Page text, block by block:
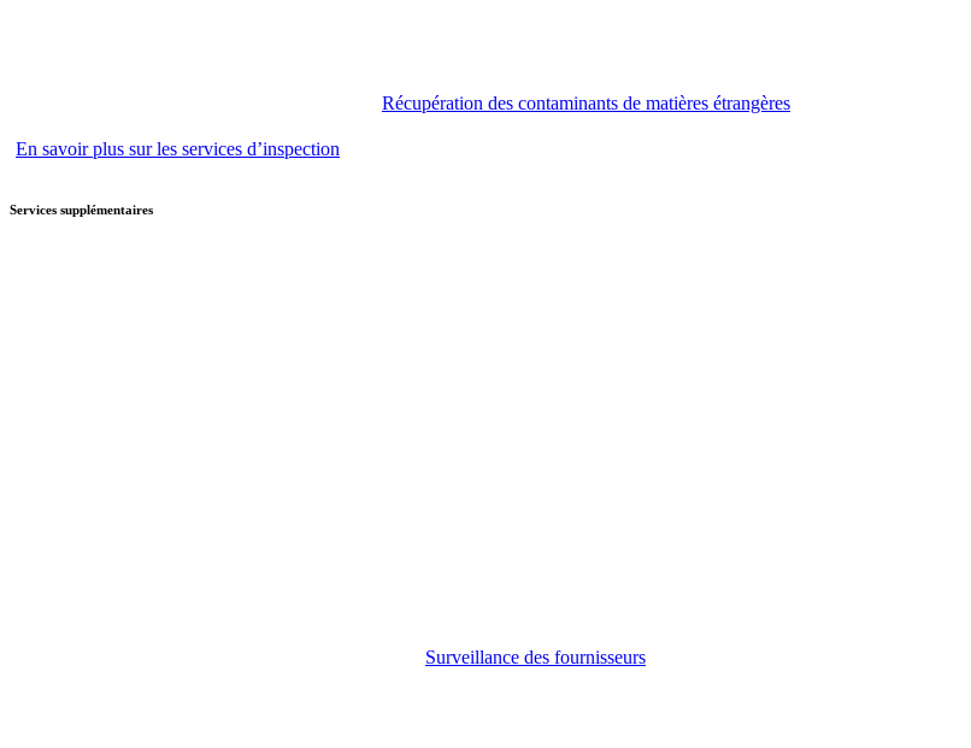
Récupération des contaminants de matières étrangères
En savoir plus sur les services d’inspection
Services supplémentaires
Surveillance des fournisseurs